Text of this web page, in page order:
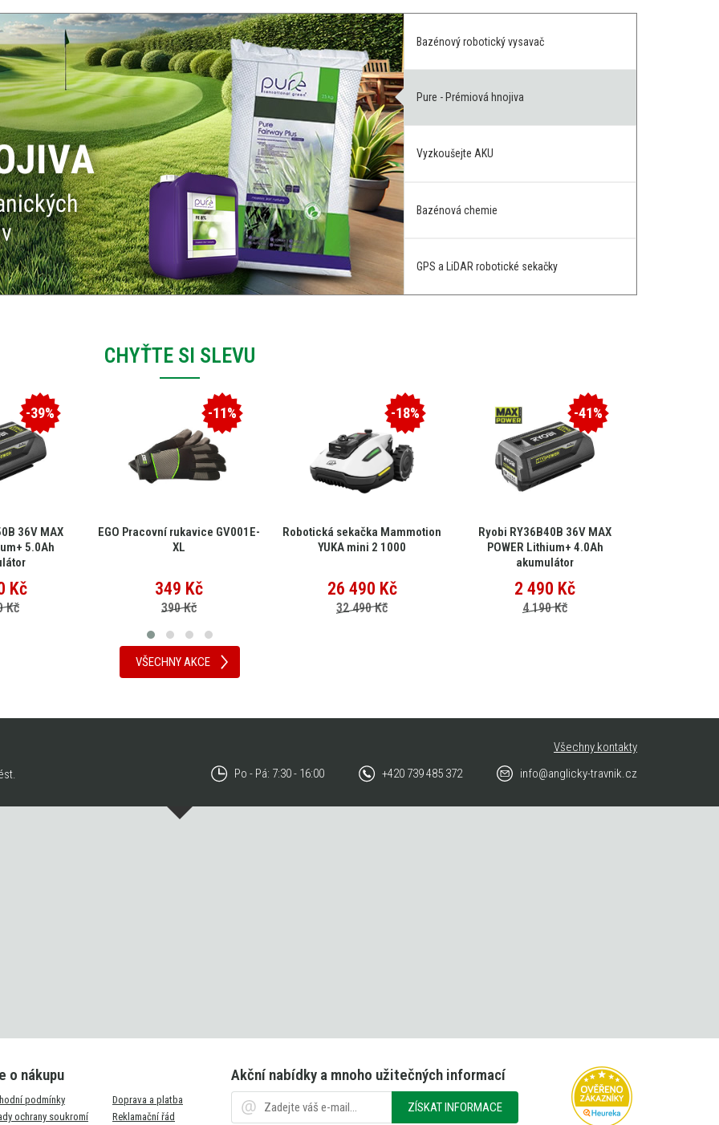
Bazénový robotický vysavač
Pure - Prémiová hnojiva
Vyzkoušejte AKU
Bazénová chemie
GPS a LiDAR robotické sekačky
CHYŤTE SI SLEVU
-39%
36V MAX
5.0Ah
Kč
Kč
-11%
EGO Pracovní rukavice GV001E-
XL
349 Kč
390 Kč
-18%
Robotická sekačka Mammotion
YUKA mini 2 1000
26 490 Kč
32 490 Kč
-41%
Ryobi RY36B40B 36V MAX
POWER Lithium+ 4.0Ah
akumulátor
2 490 Kč
4 190 Kč
VŠECHNY AKCE
Všechny kontakty
Po - Pá: 7:30 - 16:00
+420 739 485 372 info@anglicky-travnik.cz
o nákupu
podmínky
ochrany soukromí
Doprava a platba
Reklamační řád
Akční nabídky a mnoho užitečných informací
ZÍSKAT INFORMACE